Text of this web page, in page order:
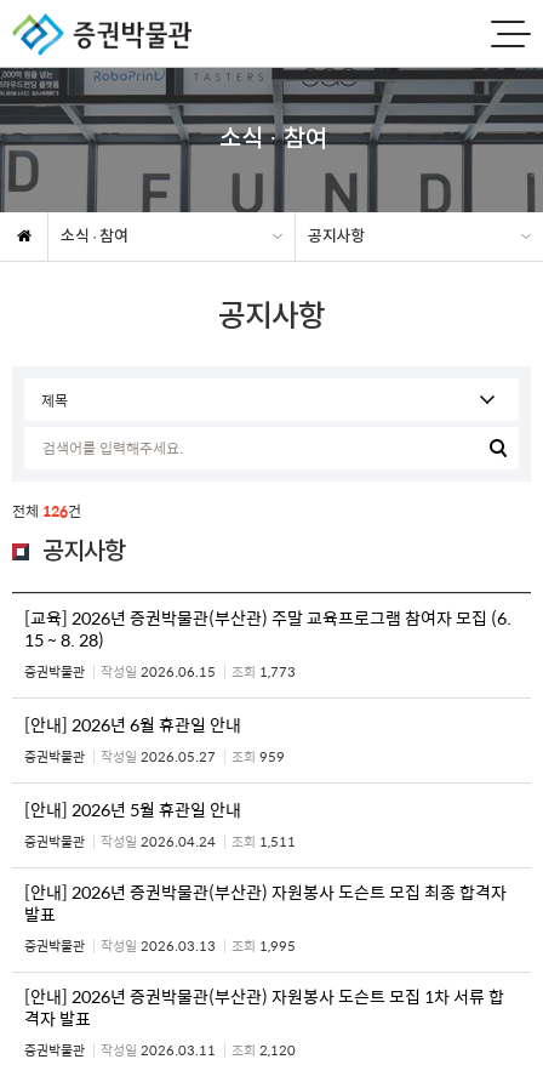
소식 · 참여
소식 · 참여 공지사항
공지사항
전체 126건
공지사항
[교육] 2026년 증권박물관(부산관) 주말 교육프로그램 참여자 모집 (6.
15 ~ 8. 28)
증권박물관 작성일 2026.06.15 조회 1,773
[안내] 2026년 6월 휴관일 안내
증권박물관 작성일 2026.05.27 조회 959
[안내] 2026년 5월 휴관일 안내
증권박물관 작성일 2026.04.24 조회 1,511
[안내] 2026년 증권박물관(부산관) 자원봉사 도슨트 모집 최종 합격자
발표
증권박물관 작성일 2026.03.13 조회 1,995
[안내] 2026년 증권박물관(부산관) 자원봉사 도슨트 모집 1차 서류 합
격자 발표
증권박물관 작성일 2026.03.11 조회 2,120